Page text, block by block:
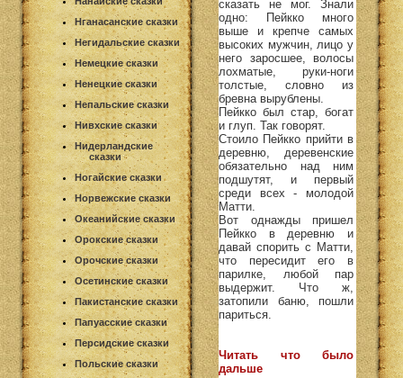
Нганасанские сказки
Негидальские сказки
Немецкие сказки
Ненецкие сказки
Непальские сказки
Нивхские сказки
Нидерландские
сказки
Ногайские сказки
Норвежские сказки
Океанийские сказки
Орокские сказки
Орочские сказки
Осетинские сказки
Пакистанские сказки
Папуасские сказки
Персидские сказки
Польские сказки
сказать не мог. Знали
одно: Пейкко много
выше и крепче самых
высоких мужчин, лицо у
него заросшее, волосы
лохматые, руки-ноги
толстые, словно из
бревна вырублены.
Пейкко был стар, богат
и глуп. Так говорят.
Стоило Пейкко прийти в
деревню, деревенские
обязательно над ним
подшутят, и первый
среди всех - молодой
Матти.
Вот однажды пришел
Пейкко в деревню и
давай спорить с Матти,
что пересидит его в
парилке, любой пар
выдержит. Что ж,
затопили баню, пошли
париться.
Читать что было
дальше